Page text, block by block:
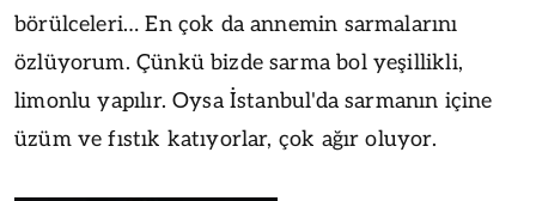
börülceleri… En çok da annemin sarmalarını
özlüyorum. Çünkü bizde sarma bol yeşillikli,
limonlu yapılır. Oysa İstanbul'da sarmanın içine
üzüm ve fıstık katıyorlar, çok ağır oluyor.